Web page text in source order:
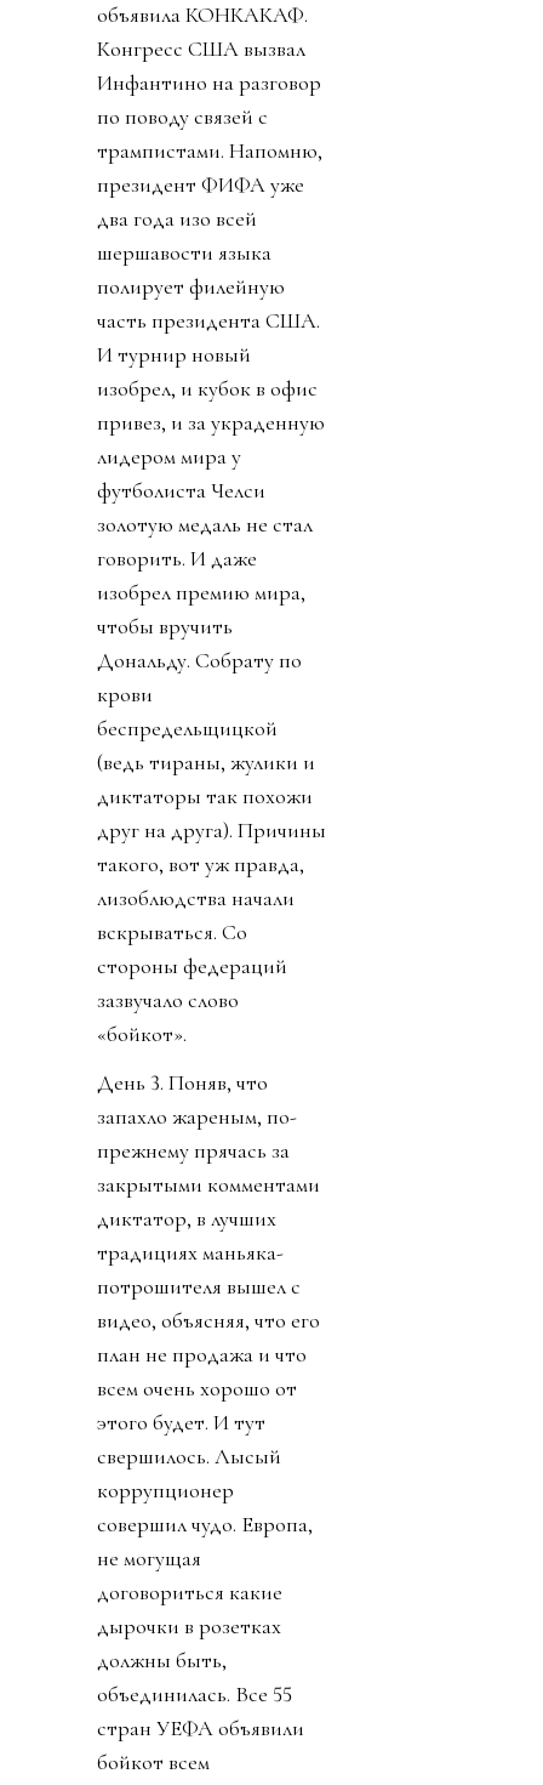
объявила КОНКАКАФ.
Конгресс США вызвал
Инфантино на разговор
по поводу связей с
трампистами. Напомню,
президент ФИФА уже
два года изо всей
шершавости языка
полирует филейную
часть президента США.
И турнир новый
изобрел, и кубок в офис
привез, и за украденную
лидером мира у
футболиста Челси
золотую медаль не стал
говорить. И даже
изобрел премию мира,
чтобы вручить
Дональду. Собрату по
крови
беспредельщицкой
(ведь тираны, жулики и
диктаторы так похожи
друг на друга). Причины
такого, вот уж правда,
лизоблюдства начали
вскрываться. Со
стороны федераций
зазвучало слово
«бойкот».
День 3. Поняв, что
запахло жареным, по-
прежнему прячась за
закрытыми комментами
диктатор, в лучших
традициях маньяка-
потрошителя вышел с
видео, объясняя, что его
план не продажа и что
всем очень хорошо от
этого будет. И тут
свершилось. Лысый
коррупционер
совершил чудо. Европа,
не могущая
договориться какие
дырочки в розетках
должны быть,
объединилась. Все 55
стран УЕФА объявили
бойкот всем